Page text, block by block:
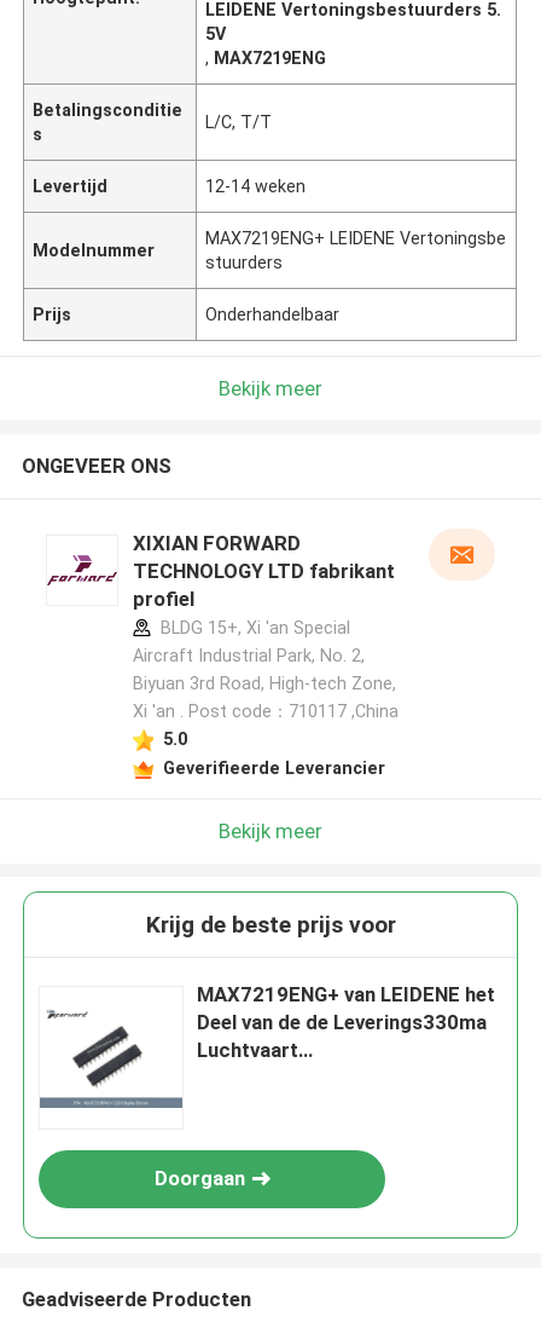
LEIDENE Vertoningsbestuurders 5.
5V
, MAX7219ENG
Betalingsconditie
s
L/C, T/T
Levertijd 12-14 weken
Modelnummer
MAX7219ENG+ LEIDENE Vertoningsbe
stuurders
Prijs Onderhandelbaar
Bekijk meer
ONGEVEER ONS
XIXIAN FORWARD
TECHNOLOGY LTD fabrikant
profiel
BLDG 15+, Xi 'an Special
Aircraft Industrial Park, No. 2,
Biyuan 3rd Road, High-tech Zone,
Xi 'an . Post code：710117 ,China
5.0
Geverifieerde Leverancier
Bekijk meer
Krijg de beste prijs voor
MAX7219ENG+ van LEIDENE het
Deel van de de Leverings330ma
Luchtvaart
Doorgaan
Geadviseerde Producten